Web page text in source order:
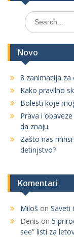
S
e
r
f
o
r
:
Novo
8 zanimacija za
Kako pravilno
Bolesti koje
Prava i
da znaju
Zašto nas
detinjstvo?
Komentari
Miloš on Saveti
Denis on 5
see” listi za